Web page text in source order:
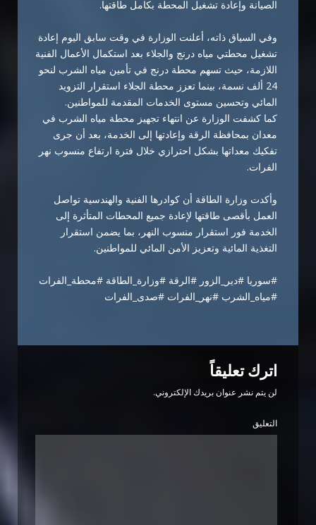
الصيانة وإعادة تشغيل المحطة بكامل طاقتها.
وفي السياق ذاته، أعلنت الوزارة في وقت سابق اليوم إعادة
تشغيل محطتي مياه درنج والجلاء بعد استكمال الأعمال الفنية
اللازمة، حيث تسهم محطة درنج في تأمين مياه الشرب لنحو
24 ألف نسمة، بينما تعزز محطة الجلاء استقرار التزويد
المائي وتحسين مستوى الخدمات المقدمة للمواطنين.
كما كشفت الوزارة عن انتهاء تجهيز محطة مياه الشرب في
معدان بمحافظة الرقة وإعادتها إلى الخدمة، بعد أن جرى
تفكيك معداتها بشكل احترازي خلال فترة ارتفاع منسوب نهر
الفرات.
وأكدت وزارة الطاقة أن كوادرها الفنية والهندسية تواصل
العمل بأقصى طاقتها لإعادة جميع المحطات المتأثرة إلى
الخدمة فور استقرار منسوب النهر، بما يضمن استقرار
التغذية المائية وتعزيز الأمن المائي للمواطنين.
#سوريا #دير_الزور #الرقة #وزارة_الطاقة #محطة_الفرات
#مياه_الشرب #نهر_الفرات #صدى_الفرات
اترك تعليقاً
لن يتم نشر عنوان بريدك الإلكتروني.
التعليق